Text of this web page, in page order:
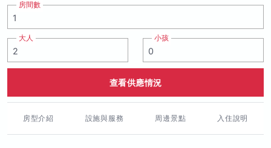
房間數
大人 小孩
查看供應情況
房型介紹 設施與服務 周邊景點 入住說明